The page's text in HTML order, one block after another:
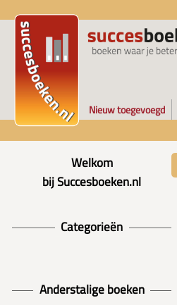
Nieuw toegevoegd
Welkom
bij Succesboeken.nl
Categorieën
Anderstalige boeken